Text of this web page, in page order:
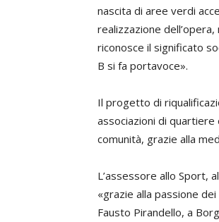
nascita di aree verdi
realizzazione
riconosce il significato
B si fa portavoce».
Il progetto di
associazioni di quartiere
comunità, grazie alla
L’assessore allo Sport,
«grazie alla passione
Fausto Pirandello, a